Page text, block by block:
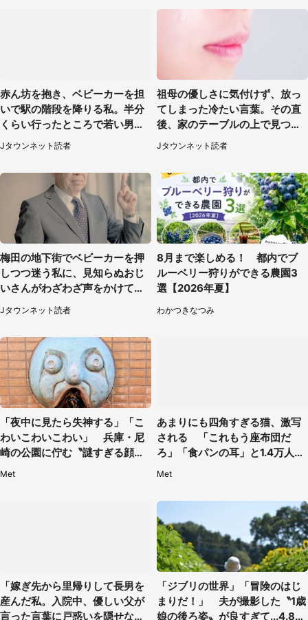
赤ん坊を抱き、ベビーカーを担
いで駅の階段を降りる私。半分
くらい行ったところで若い男性
が...（埼玉県・50代女性）
Jタウンネット読者
祖母の優しさに気付けず、放っ
てしまった冷たい言葉。その直
後、家のテーブルの上で見つけ
たものは（福岡県・30代女性）
Jタウンネット読者
梅田の地下街でベビーカーを押
しつつ迷う私に、見知らぬおじ
いさんがわざわざ声をかけてき
て（兵庫県・30代女性）
Jタウンネット読者
8月まで楽しめる！ 都内でブ
ルーベリー狩りができる農園3
選【2026年夏】
わかつきなつみ
「夜中に見たら失神する」「こ
わいこわいこわい」 兵庫・尼
崎の公園に佇む〝謎すぎる顔〟
Met
あまりにも四角すぎる猫、激写
される 「これもう座布団だ
ろ」「食パンの耳」と1.4万人困
Met
「嫁ぎ先から里帰りして長男を
産んだ私。入院中、優しい父が
言った言葉に戸惑いを隠せな
「ジブリの世界」「冒険のはじ
まりだ！」 夫が撮影した〝1歳
娘の後ろ姿〟が良すぎて...4.8万